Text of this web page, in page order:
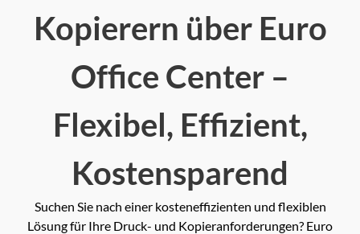
Kopierern über Euro
Office Center –
Flexibel, Effizient,
Kostensparend
Suchen Sie nach einer kosteneffizienten und flexiblen
Lösung für Ihre Druck- und Kopieranforderungen? Euro